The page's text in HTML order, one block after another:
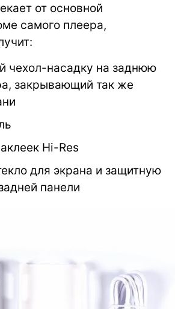
от основной
самого плеера,
чехол-насадку на заднюю
закрывающий так же
Hi-Res
для экрана и защитную
панели